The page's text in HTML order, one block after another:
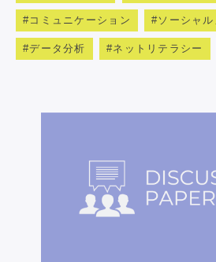
コミュニケーション ソーシャ
データ分析 ネットリテラシー